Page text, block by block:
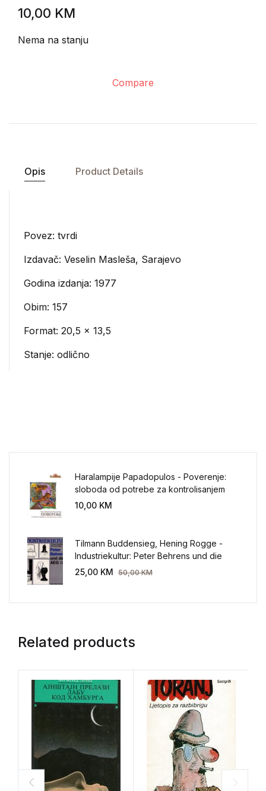
10,00 KM
Nema na stanju
Compare
Opis Product Details
Povez: tvrdi
Izdavač: Veselin Masleša, Sarajevo
Godina izdanja: 1977
Obim: 157
Format: 20,5 x 13,5
Stanje: odlično
Haralampije Papadopulos - Poverenje:
sloboda od potrebe za kontrolisanjem
sveta
10,00 KM
Tilmann Buddensieg, Hening Rogge -
Industriekultur: Peter Behrens und die
AEG 1907-1914.
25,00 KM 50,00KM
Related products